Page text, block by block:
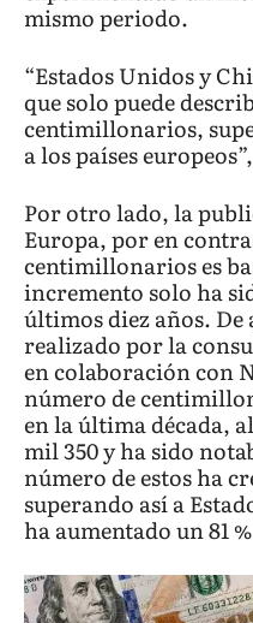
mismo periodo.
“Estados Unidos y
que solo puede
centimillonarios,
a los países
Por otro lado, la
Europa, por en
centimillonarios es
incremento solo ha
últimos diez años. De
realizado por la
en colaboración con
número de
en la última década,
mil 350 y ha sido
número de estos ha
superando así a
ha aumentado un 81